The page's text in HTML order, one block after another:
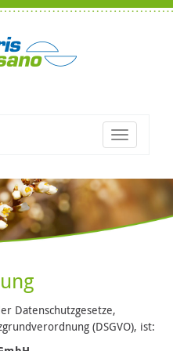
Toggle
Datenschutzgesetze,
(DSGVO), ist: